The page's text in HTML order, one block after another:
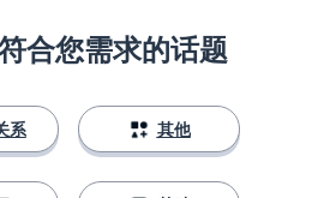
合您需求的话题
系 其他